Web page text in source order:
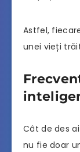
Astfel,
unei vieți
Cât de des
nu fie doar